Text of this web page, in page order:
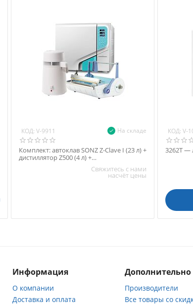
КОД: V-9911 На складе
Комплект: автоклав SONZ Z-Clave I (23 л) +
дистиллятор Z500 (4 л) +
запечатывающее устройство SEAL F300A
Свяжитесь с нами
насчёт цены
КОД: V-
3262T —
Информация
О компании
Доставка и оплата
Дополнительно
Производители
Все товары со